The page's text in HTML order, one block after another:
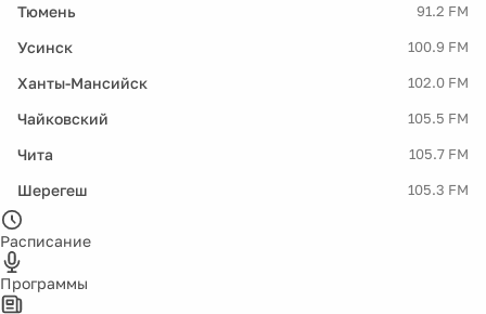
Тюмень 91.2 FM
Усинск 100.9 FM
Ханты-Мансийск 102.0 FM
Чайковский 105.5 FM
Чита 105.7 FM
Шерегеш 105.3 FM
Расписание
Программы